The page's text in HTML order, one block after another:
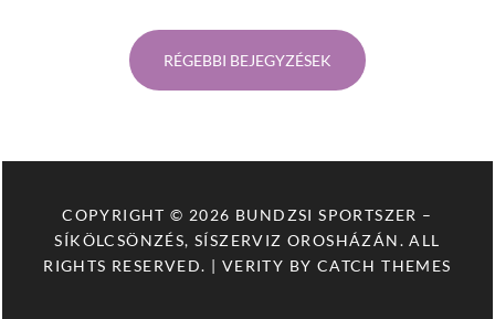
RÉGEBBI BEJEGYZÉSEK
COPYRIGHT © 2026 BUNDZSI SPORTSZER –
SÍKÖLCSÖNZÉS, SÍSZERVIZ OROSHÁZÁN. ALL
RIGHTS RESERVED. | VERITY BY CATCH THEMES